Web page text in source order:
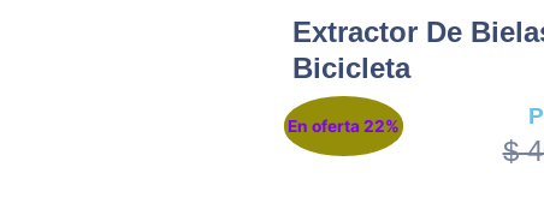
Extractor De
Bicicleta
En oferta 22%
$